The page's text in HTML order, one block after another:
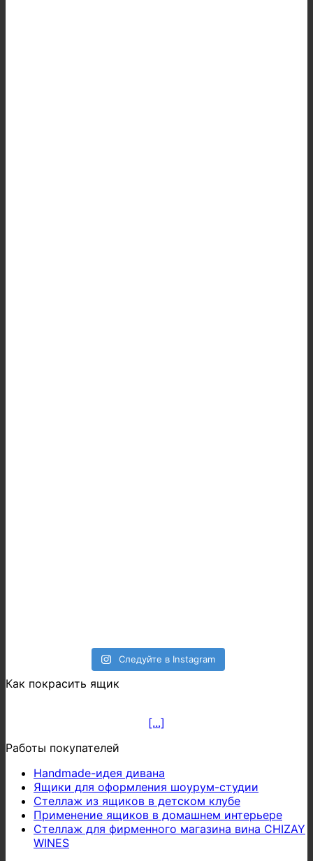
Следуйте в Instagram
Как покрасить ящик
[...]
Работы покупателей
Handmade-идея дивана
Ящики для оформления шоурум-студии
Стеллаж из ящиков в детском клубе
Применение ящиков в домашнем интерьере
Стеллаж для фирменного магазина вина CHIZAY
WINES